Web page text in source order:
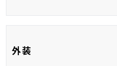
HDMI接続
外装